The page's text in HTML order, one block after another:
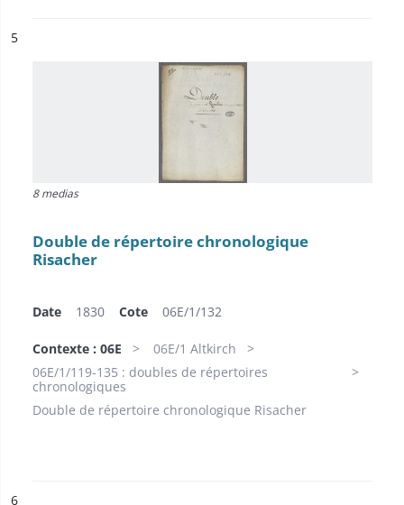
n°
5
8 medias
Double de répertoire chronologique
Risacher
Date 1830 Cote 06E/1/132
Contexte : 06E
06E/1 Altkirch
06E/1/119-135 : doubles de répertoires
chronologiques
Double de répertoire chronologique Risacher
n°
6